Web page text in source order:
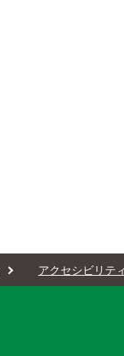
アクセシビリテ